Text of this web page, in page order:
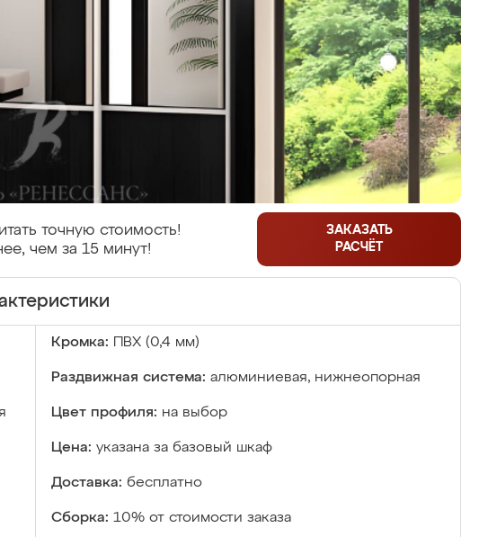
точную стоимость!
чем за 15 минут!
ЗАКАЗАТЬ
РАСЧЁТ
Кромка: ПВХ (0,4 мм)
Раздвижная система: алюминиевая, нижнеопорная
Цвет профиля: на выбор
Цена: указана за базовый шкаф
Доставка: бесплатно
Сборка: 10% от стоимости заказа